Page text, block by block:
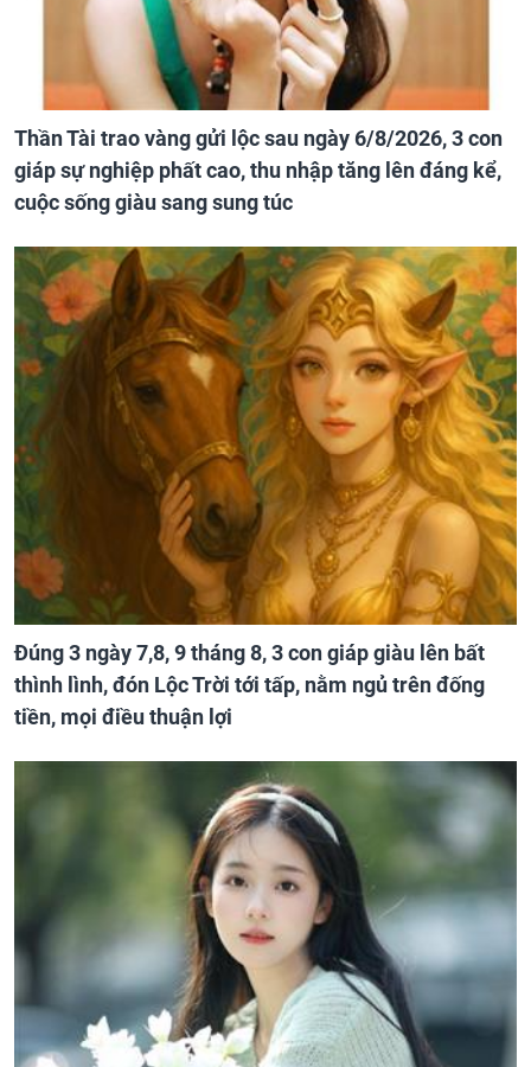
Thần Tài trao vàng gửi lộc sau ngày 6/8/2026, 3 con
giáp sự nghiệp phất cao, thu nhập tăng lên đáng kể,
cuộc sống giàu sang sung túc
Đúng 3 ngày 7,8, 9 tháng 8, 3 con giáp giàu lên bất
thình lình, đón Lộc Trời tới tấp, nằm ngủ trên đống
tiền, mọi điều thuận lợi